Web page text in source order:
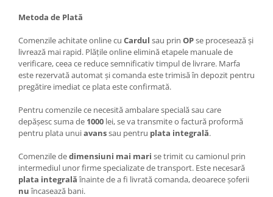
Metoda de Plată
Comenzile achitate online cu Cardul sau prin OPse procesează și
livrează mai rapid. Plățile online elimină etapele manuale de
verificare, ceea ce reduce semnificativ timpul de livrare. Marfa
este rezervată automat și comanda este trimisă în depozit pentru
pregătire imediat ce plata este confirmată.
Pentru comenzile ce necesită ambalare specială sau care
depășesc suma de 1000 lei, se va transmite o factură proformă
pentru plata unuiavanssau pentru plata integrală.
Comenzile dedimensiuni mai mari se trimit cu camionul prin
intermediul unor firme specializate de transport. Este necesară
plata integralăînainte de a fi livrată comanda, deoarece șoferii
nuîncasează bani.